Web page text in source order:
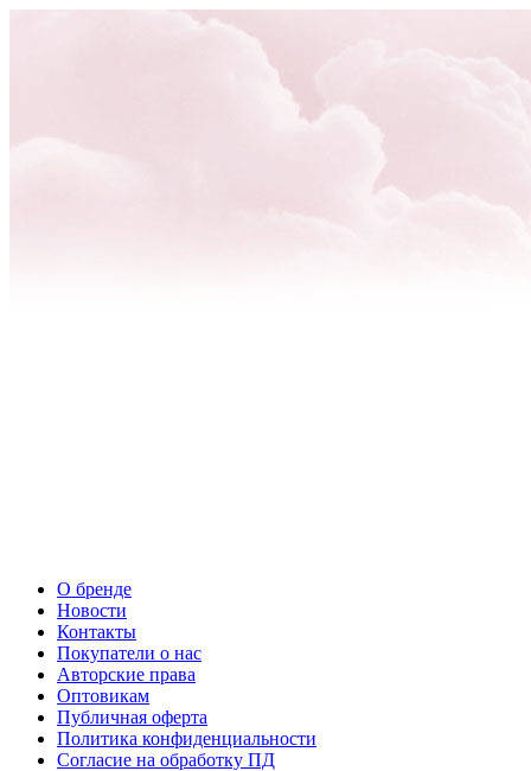
О бренде
Новости
Контакты
Покупатели о нас
Авторские права
Оптовикам
Публичная оферта
Политика конфиденциальности
Согласие на обработку ПД